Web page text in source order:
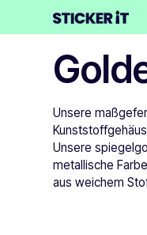
Unsere
Unsere
metallische
aus weichem